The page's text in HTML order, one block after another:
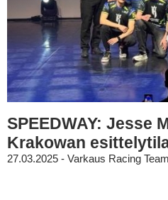
SPEEDWAY: Jesse
Krakowan
27.03.2025 - Varkaus Racing